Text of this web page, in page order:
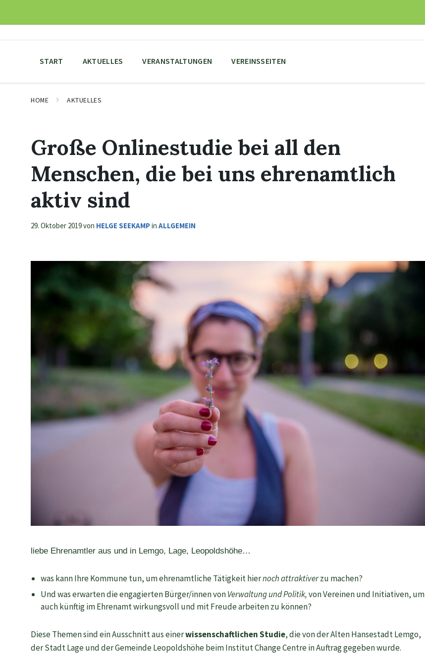
content
main
footer
START AKTUELLES VERANSTALTUNGEN VEREINSSEITEN
HOME AKTUELLES
Große Onlinestudie bei all den
Menschen, die bei uns ehrenamtlich
aktiv sind
29. Oktober 2019von HELGE SEEKAMPin ALLGEMEIN
liebe Ehrenamtler aus und in Lemgo, Lage, Leopoldshöhe…
was kann Ihre Kommune tun, um ehrenamtliche Tätigkeit hiernoch attraktiverzu machen?
Und was erwarten die engagierten Bürger/innen vonVerwaltung und Politik,von Vereinen und Initiativen, um
auch künftig im Ehrenamt wirkungsvoll und mit Freude arbeiten zu können?
Diese Themen sind ein Ausschnitt aus einerwissenschaftlichen Studie, die von der Alten Hansestadt Lemgo,
der Stadt Lage und der Gemeinde Leopoldshöhe beim Institut Change Centre in Auftrag gegeben wurde.